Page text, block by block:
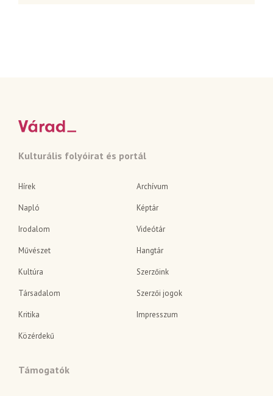
Kulturális folyóirat és portál
Hírek
Napló
Irodalom
Művészet
Kultúra
Társadalom
Kritika
Közérdekű
Archívum
Képtár
Videótár
Hangtár
Szerzőink
Szerzői jogok
Impresszum
Támogatók